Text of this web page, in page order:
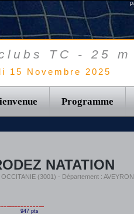
TC - 25 m
15 Novembre 2025
Programme
NATATION
(3001) - Département :
947 pts